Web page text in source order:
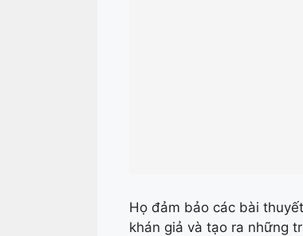
Họ đảm bảo các bài
khán giả và tạo ra những